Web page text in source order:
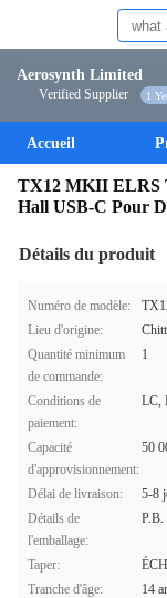
Aerosynth Limited
Verified Supplier 1
Accueil
TX12 MKII ELRS
Hall USB‑C Pour
Détails du produit
Numéro de modèle:
Lieu d'origine:
Quantité minimum
de commande:
1
Conditions de
paiement:
LC,
Capacité
d'approvisionnement:
50
Délai de livraison:
5-8
Détails de
l'emballage:
P.B.
Taper:
Tranche d'âge:
14